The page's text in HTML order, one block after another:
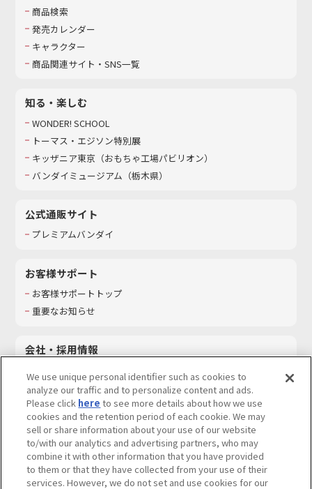
商品検索
発売カレンダー
キャラクター
商品関連サイト・SNS一覧
知る・楽しむ
WONDER! SCHOOL
トーマス・エジソン特別展
キッザニア東京（おもちゃ工場パビリオン）​
バンダイミュージアム（栃木県）
公式通販サイト
プレミアムバンダイ
お客様サポート
お客様サポートトップ
重要なお知らせ
会社・採用情報
採用情報
サステナビリティ
お問い合わせ
ウェブサイトご利用条件 ソーシャルメディアポリシー
We use unique personal identifier such as cookies to
analyze our traffic and to personalize content and ads.
Please click here to see more details about how we use
cookies and the retention period of each cookie. We may
sell or share information about your use of our website
to/with our analytics and advertising partners, who may
combine it with other information that you have provided
to them or that they have collected from your use of their
services. However, we do not set and use cookies for our